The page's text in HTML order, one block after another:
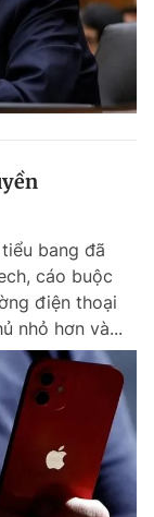
cáo
bang đã
cáo buộc
điện thoại
nhỏ hơn và...